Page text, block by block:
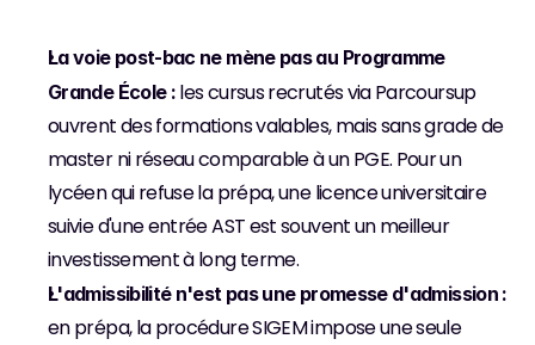
La voie post-bac ne mène pas au Programme
Grande École : les cursus recrutés via Parcoursup
ouvrent des formations valables, mais sans grade de
master ni réseau comparable à un PGE. Pour un
lycéen qui refuse la prépa, une licence universitaire
suivie d'une entrée AST est souvent un meilleur
investissement à long terme.
L'admissibilité n'est pas une promesse d'admission :
en prépa, la procédure SIGEM impose une seule